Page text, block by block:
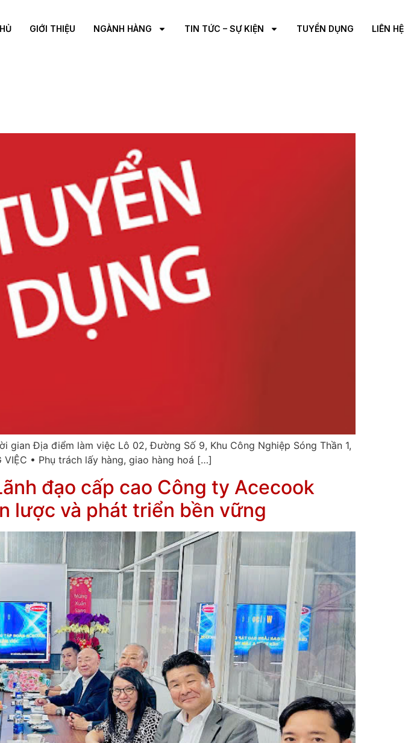
GIỚI THIỆU NGÀNH HÀNG TIN TỨC – SỰ KIỆN TUYỂN DỤNG LIÊN HỆ
gian Địa điểm làm việc Lô 02, Đường Số 9, Khu Công Nghiệp Sóng Thần 1,
• Phụ trách lấy hàng, giao hàng hoá […]
đạo cấp cao Công ty Acecook
lược và phát triển bền vững